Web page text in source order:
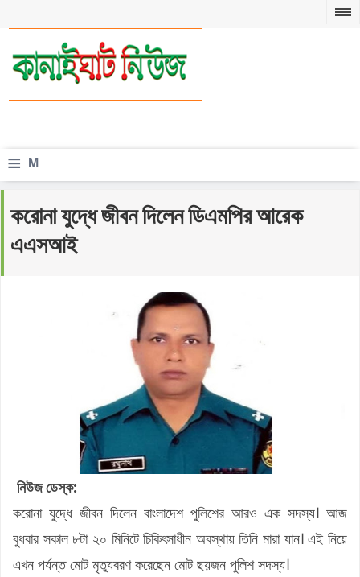
≡ M
n
u
করোনা যুদ্ধে জীবন দিলেন ডিএমপির আরেক
এএসআই
নিউজ ডেস্ক:
করোনা যুদ্ধে জীবন দিলেন বাংলাদেশ পুলিশের আরও এক সদস্য। আজ
বুধবার সকাল ৮টা ২০ মিনিটে চিকিৎসাধীন অবস্থায় তিনি মারা যান। এই নিয়ে
এখন পর্যন্ত মোট মৃত্যুবরণ করেছেন মোট ছয়জন পুলিশ সদস্য।